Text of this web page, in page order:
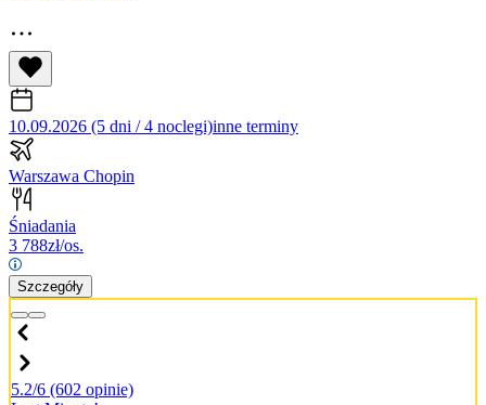
10.09.2026 (5 dni / 4 noclegi)inne terminy
Warszawa Chopin
Śniadania
3 788zł/os.
Szczegóły
5.2/6 (602 opinie)